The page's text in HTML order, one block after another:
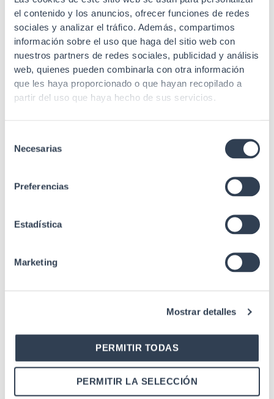
el contenido y los anuncios, ofrecer funciones de redes
sociales y analizar el tráfico. Además, compartimos
información sobre el uso que haga del sitio web con
nuestros partners de redes sociales, publicidad y análisis
web, quienes pueden combinarla con otra información
que les haya proporcionado o que hayan recopilado a
partir del uso que haya hecho de sus servicios.
Necesarias
Preferencias
Estadística
Marketing
Mostrar detalles
PERMITIR TODAS
PERMITIR LA SELECCIÓN
Altura U 18U
Cuerpos 1
Carga máxima 60 kg
Perfiles de
sujeción
4 "Tipo L"
desplazables en
Puerta trasera
Parte trasera
Cristal templado de 5
mm con cerradura
Acabado
polvo de grano fino
1 Bandeja fija 1 Regleta